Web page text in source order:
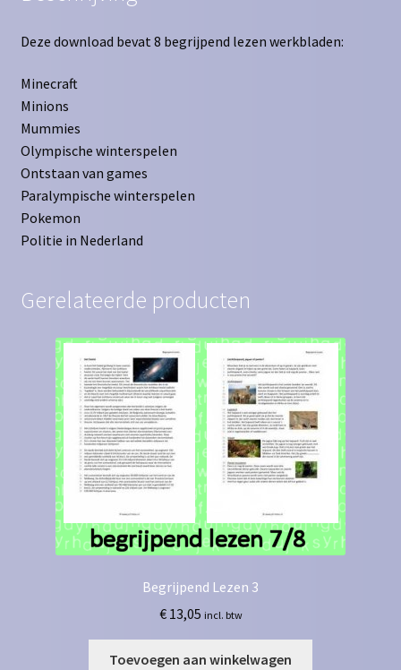
Deze download bevat 8 begrijpend lezen werkbladen:
Minecraft
Minions
Mummies
Olympische winterspelen
Ontstaan van games
Paralympische winterspelen
Pokemon
Politie in Nederland
Gerelateerde producten
Begrijpend Lezen 3
€13,05 incl. btw
Toevoegen aan winkelwagen